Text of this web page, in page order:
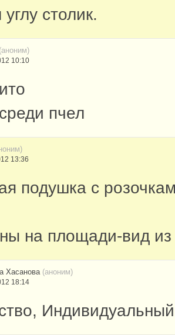
столик.
(аноним)
10:10
пчел
13:36
подушка с
на площади-вид из
Хасанова (аноним)
18:14